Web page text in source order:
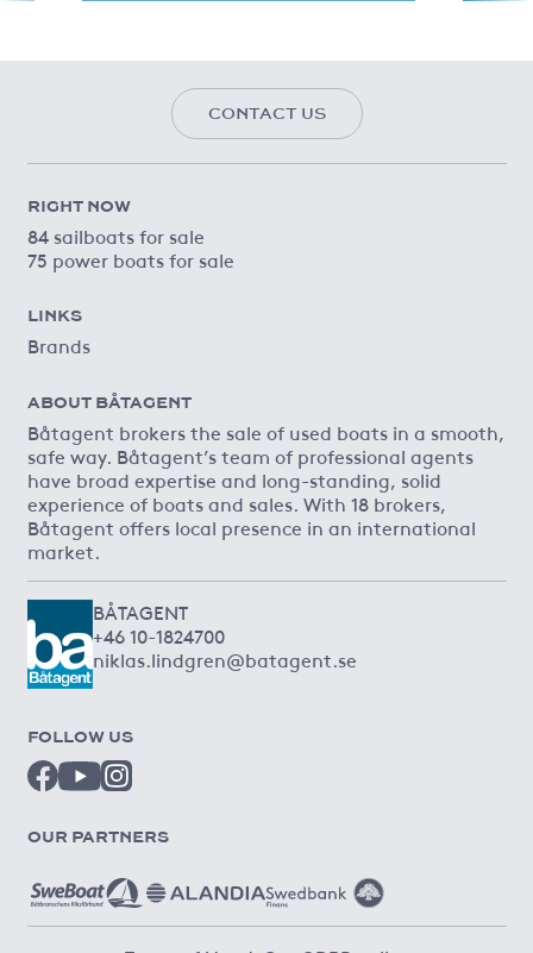
CONTACT US
RIGHT NOW
84 sailboats for sale
75 power boats for sale
LINKS
Brands
ABOUT BÅTAGENT
Båtagent brokers the sale of used boats in a smooth,
safe way. Båtagent’s team of professional agents
have broad expertise and long-standing, solid
experience of boats and sales. With 18 brokers,
Båtagent offers local presence in an international
market.
BÅTAGENT
+46 10-1824700
niklas.lindgren@batagent.se
FOLLOW US
OUR PARTNERS